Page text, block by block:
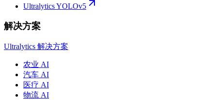
Ultralytics YOLOv5
解决方案
Ultralytics 解决方案
农业 AI
汽车 AI
医疗 AI
物流 AI